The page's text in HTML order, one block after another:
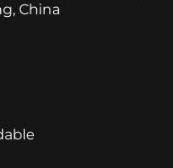
China